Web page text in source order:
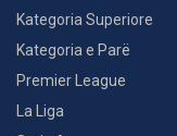
Kategoria Superiore
Kategoria e Parë
Premier League
La Liga